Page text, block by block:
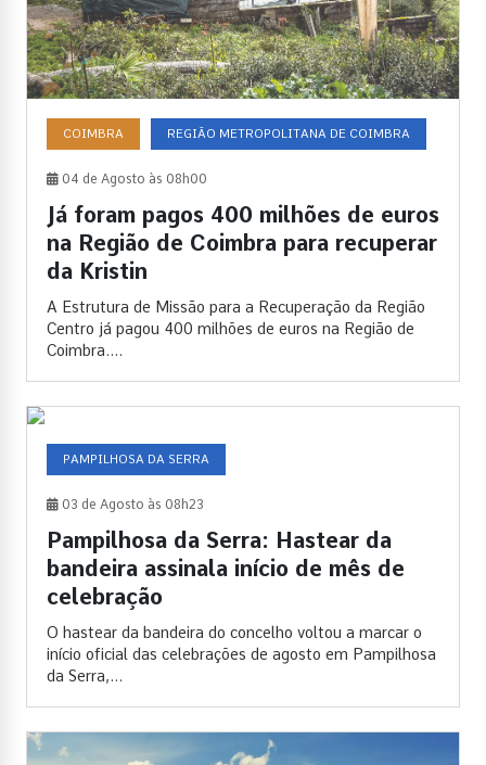
COIMBRA REGIÃO METROPOLITANA DE COIMBRA
04 de Agosto às 08h00
Já foram pagos 400 milhões de euros
na Região de Coimbra para recuperar
da Kristin
A Estrutura de Missão para a Recuperação da Região
Centro já pagou 400 milhões de euros na Região de
Coimbra....
PAMPILHOSA DA SERRA
03 de Agosto às 08h23
Pampilhosa da Serra: Hastear da
bandeira assinala início de mês de
celebração
O hastear da bandeira do concelho voltou a marcar o
início oficial das celebrações de agosto em Pampilhosa
da Serra,...